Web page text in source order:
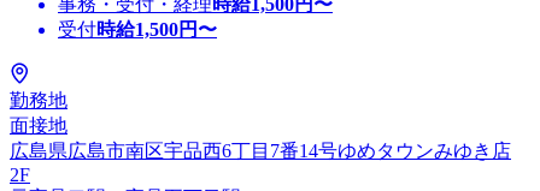
受付時給1,500円〜
勤務地
面接地
広島県広島市南区宇品西6丁目7番14号ゆめタウンみゆき店
2F